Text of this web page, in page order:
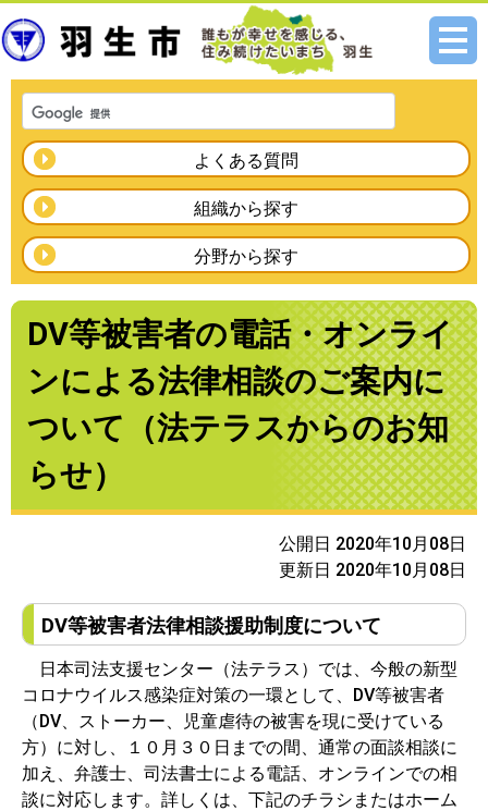
メニ
よくある質問
組織から探す
分野から探す
DV等被害者の電話・オンライ
ンによる法律相談のご案内に
ついて（法テラスからのお知
らせ）
公開日 2020年10月08日
更新日 2020年10月08日
DV等被害者法律相談援助制度について
日本司法支援センター（法テラス）では、今般の新型
コロナウイルス感染症対策の一環として、DV等被害者
（DV、ストーカー、児童虐待の被害を現に受けている
方）に対し、１０月３０日までの間、通常の面談相談に
加え、弁護士、司法書士による電話、オンラインでの相
談に対応します。詳しくは、下記のチラシまたはホーム